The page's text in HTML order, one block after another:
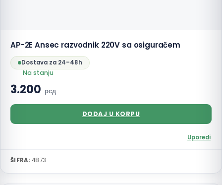
AP-2E Ansec razvodnik 220V sa osiguračem
Dostava za 24–48h
Na stanju
3.200 рсд
DODAJ U KORPU
Uporedi
ŠIFRA: 4873